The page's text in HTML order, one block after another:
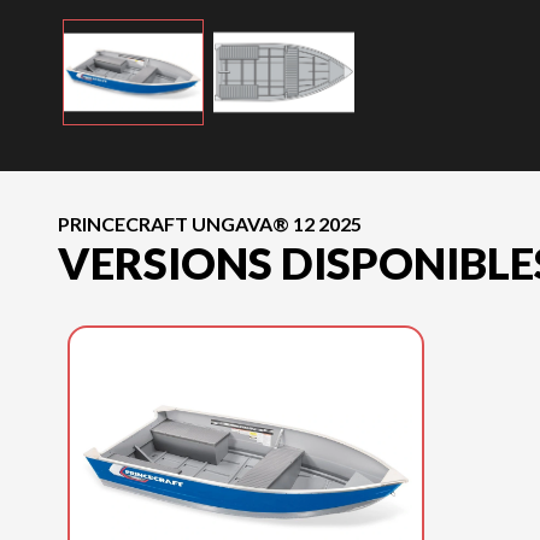
PRINCECRAFT UNGAVA® 12 2025
VERSIONS